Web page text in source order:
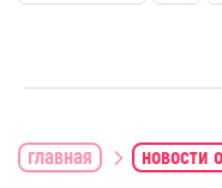
главная новости